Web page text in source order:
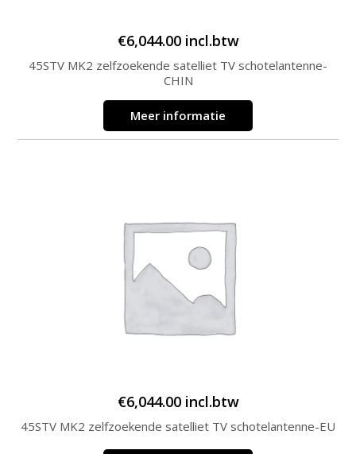
€6,044.00 incl.btw
45STV MK2 zelfzoekende satelliet TV schotelantenne-
CHIN
Meer informatie
€6,044.00 incl.btw
45STV MK2 zelfzoekende satelliet TV schotelantenne-EU